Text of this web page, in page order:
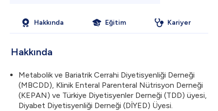
Hakkında Eğitim Kariyer
Hakkında
Metabolik ve Bariatrik Cerrahi Diyetisyenliği Derneği
(MBCDD), Klinik Enteral Parenteral Nütrisyon Derneği
(KEPAN) ve Türkiye Diyetisyenler Derneği (TDD) üyesi,
Diyabet Diyetisyenliği Derneği (DİYED) Üyesi.